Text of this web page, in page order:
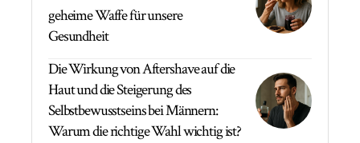
geheime Waffe für unsere
Gesundheit
Die Wirkung von Aftershave auf die
Haut und die Steigerung des
Selbstbewusstseins bei Männern:
Warum die richtige Wahl wichtig ist?